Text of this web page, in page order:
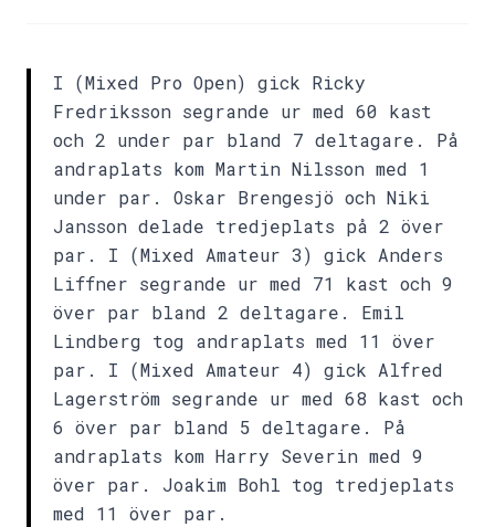
I (Mixed Pro Open) gick Ricky
Fredriksson segrande ur med 60 kast
och 2 under par bland 7 deltagare. På
andraplats kom Martin Nilsson med 1
under par. Oskar Brengesjö och Niki
Jansson delade tredjeplats på 2 över
par. I (Mixed Amateur 3) gick Anders
Liffner segrande ur med 71 kast och 9
över par bland 2 deltagare. Emil
Lindberg tog andraplats med 11 över
par. I (Mixed Amateur 4) gick Alfred
Lagerström segrande ur med 68 kast och
6 över par bland 5 deltagare. På
andraplats kom Harry Severin med 9
över par. Joakim Bohl tog tredjeplats
med 11 över par.